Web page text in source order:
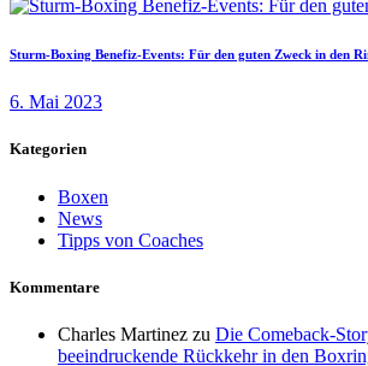
Sturm-Boxing Benefiz-Events: Für den guten Zweck in den
6. Mai 2023
Kategorien
Boxen
News
Tipps von Coaches
Kommentare
Charles Martinez zu Die Comeback-
beeindruckende Rückkehr in den